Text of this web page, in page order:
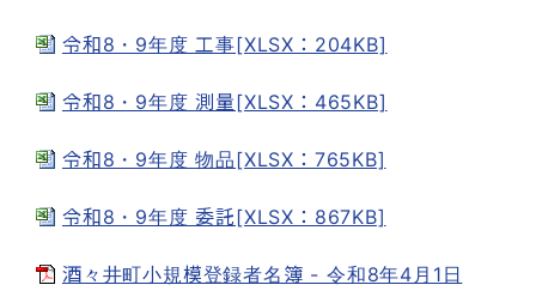
令和8・9年度 工事[XLSX：204KB]
令和8・9年度 測量[XLSX：465KB]
令和8・9年度 物品[XLSX：765KB]
令和8・9年度 委託[XLSX：867KB]
酒々井町小規模登録者名簿 - 令和8年4月1日